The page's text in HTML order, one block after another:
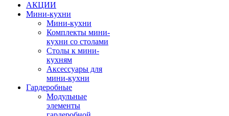
АКЦИИ
Мини-кухни
Мини-кухни
Комплекты мини-
кухни со столами
Столы к мини-
кухням
Аксессуары для
мини-кухни
Гардеробные
Модульные
элементы